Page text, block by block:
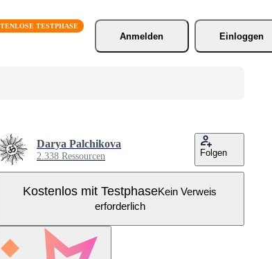
Anmelden
Einloggen
Darya Palchikova
2.338 Ressourcen Folgen
Kostenlos mit TestphaseKein Verweis
erforderlich